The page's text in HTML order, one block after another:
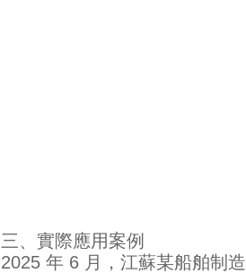
三、實際應用案例
2025 年 6 月，江蘇某船舶制